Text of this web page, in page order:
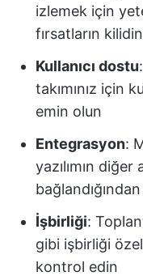
izlemek için
fırsatların
Kullanıcı dostu
takımınız için
emin olun
Entegrasyon:
yazılımın
İşbirliği:
gibi işbirliği
kontrol edin